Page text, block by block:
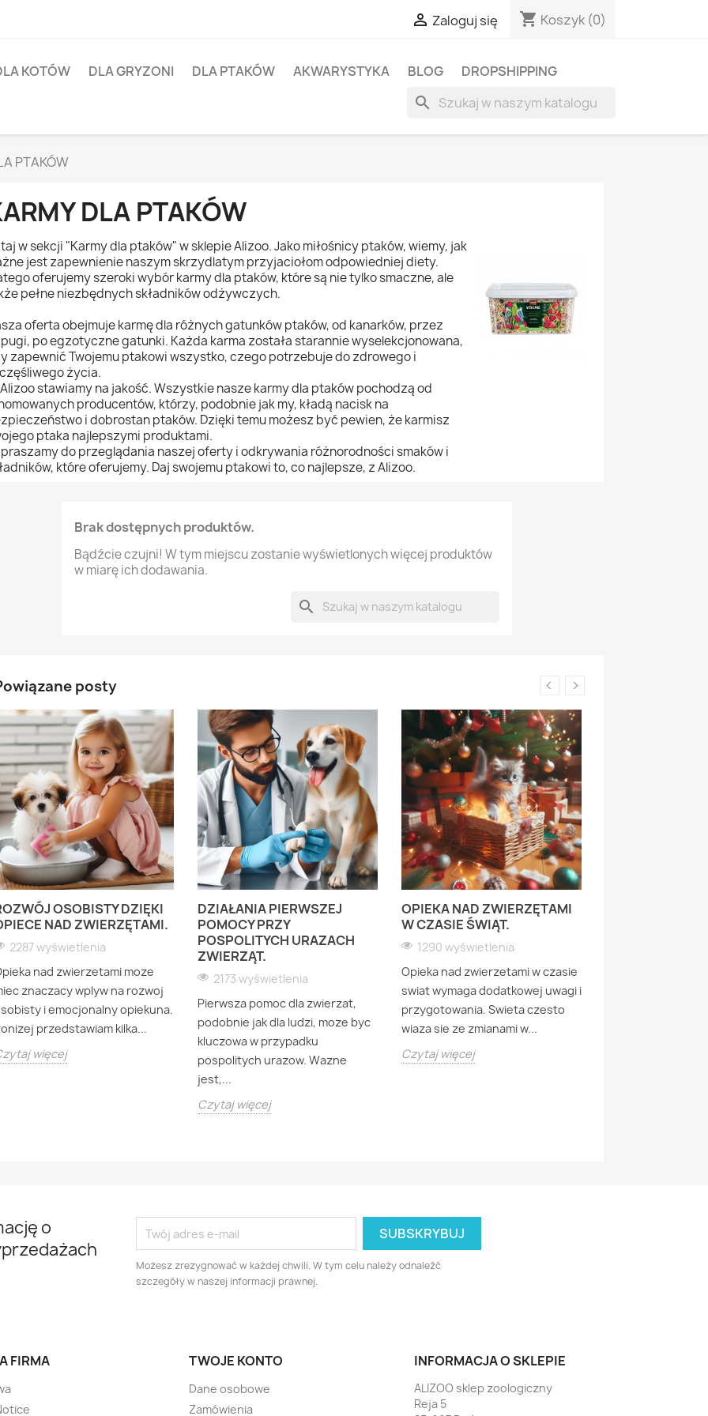
 Zaloguj się shopping_cart Koszyk (0)
KOTÓW DLA GRYZONI DLA PTAKÓW AKWARYSTYKA BLOG DROPSHIPPING
search
PTAKÓW
DLA PTAKÓW
w sekcji "Karmy dla ptaków" w sklepie Alizoo. Jako miłośnicy ptaków, wiemy, jak
jest zapewnienie naszym skrzydlatym przyjaciołom odpowiedniej diety.
oferujemy szeroki wybór karmy dla ptaków, które są nie tylko smaczne, ale
pełne niezbędnych składników odżywczych.
oferta obejmuje karmę dla różnych gatunków ptaków, od kanarków, przez
po egzotyczne gatunki. Każda karma została starannie wyselekcjonowana,
zapewnić Twojemu ptakowi wszystko, czego potrzebuje do zdrowego i
życia.
stawiamy na jakość. Wszystkie nasze karmy dla ptaków pochodzą od
producentów, którzy, podobnie jak my, kładą nacisk na
i dobrostan ptaków. Dzięki temu możesz być pewien, że karmisz
ptaka najlepszymi produktami.
do przeglądania naszej oferty i odkrywania różnorodności smaków i
które oferujemy. Daj swojemu ptakowi to, co najlepsze, z Alizoo.
Brak dostępnych produktów.
Bądźcie czujni! W tym miejscu zostanie wyświetlonych więcej produktów
w miarę ich dodawania.
search
posty
OSOBISTY DZIĘKI
NAD ZWIERZĘTAMI.
2287 wyświetlenia
nad zwierzetami moze
znaczacy wplyw na rozwoj
i emocjonalny opiekuna.
przedstawiam kilka...
więcej
DZIAŁANIA PIERWSZEJ
POMOCY PRZY
POSPOLITYCH URAZACH
ZWIERZĄT.
2173 wyświetlenia
Pierwsza pomoc dla zwierzat,
podobnie jak dla ludzi, moze byc
kluczowa w przypadku
pospolitych urazow. Wazne
jest,...
Czytaj więcej
OPIEKA NAD ZWIERZĘTAMI
W CZASIE ŚWIĄT.
1290 wyświetlenia
Opieka nad zwierzetami w czasie
swiat wymaga dodatkowej uwagi i
przygotowania. Swieta czesto
wiaza sie ze zmianami w...
Czytaj więcej
o
Możesz zrezygnować w każdej chwili. W tym celu należy odnaleźć
szczegóły w naszej informacji prawnej.
FIRMA TWOJE KONTO
Dane osobowe
Zamówienia
INFORMACJA O SKLEPIE
ALIZOO sklep zoologiczny
Reja 5